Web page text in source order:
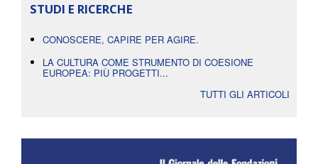
STUDI E RICERCHE
CONOSCERE, CAPIRE PER AGIRE.
LA CULTURA COME STRUMENTO DI COESIONE
EUROPEA: PIÙ PROGETTI...
TUTTI GLI ARTICOLI